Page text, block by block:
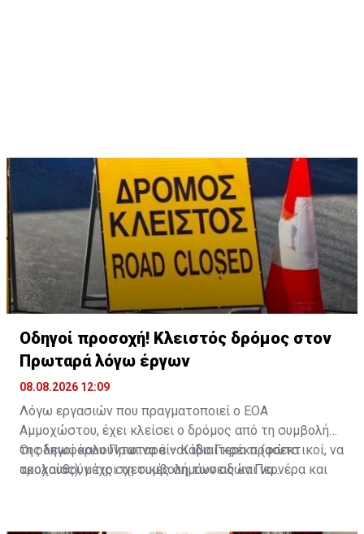
Οδηγοί προσοχή! Κλειστός δρόμος στον
Πρωταρά λόγω έργων
08.08.2026 12:09
Λόγω εργασιών που πραγματοποιεί ο ΕΟΑ
Αμμοχώστου, έχει κλείσει ο δρόμος από τη συμβολή
της λεωφόρου Πρωταρά – Κάβο Γκρέκο (φώτα
τροχαίας), μέχρι τη συμβολή των οδών Περνέρα και
Οι οδηγοί καλούνται να είναι ιδιαίτερα προσεκτικοί, να
ακολουθούν τις σχετικές σημάνσεις και να